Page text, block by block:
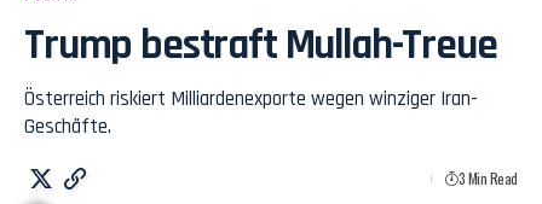
Trump bestraft Mullah-Treue
Österreich riskiert Milliardenexporte wegen winziger Iran-
Geschäfte.
3 Min Read